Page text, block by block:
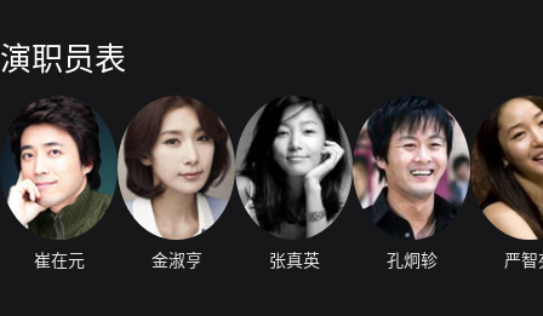
演职员表
崔在元 金淑亨 张真英 孔炯轸 严智